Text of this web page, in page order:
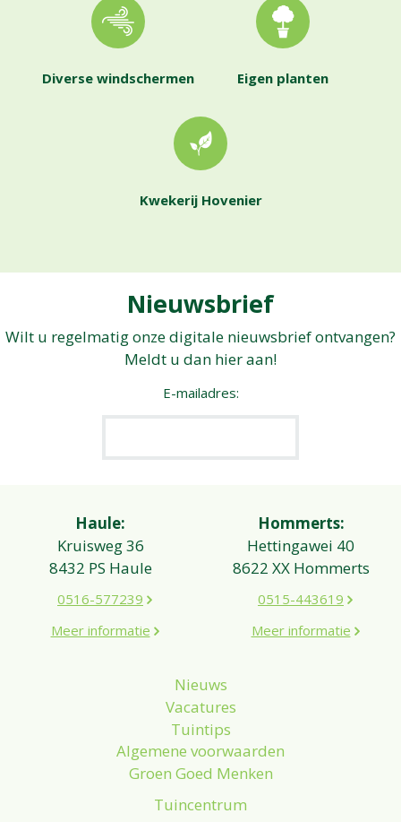
Diverse windschermen Eigen planten
Kwekerij Hovenier
Nieuwsbrief
Wilt u regelmatig onze digitale nieuwsbrief ontvangen?
Meldt u dan hier aan!
E-mailadres:
Haule:
Kruisweg 36
8432 PS Haule
0516-577239
Meer informatie
Hommerts:
Hettingawei 40
8622 XX Hommerts
0515-443619
Meer informatie
Nieuws
Vacatures
Tuintips
Algemene voorwaarden
Groen Goed Menken
Tuincentrum